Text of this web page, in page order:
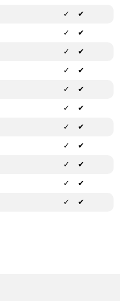
✔
✔
✔
✔
✔
✔
✔
✔
✔
✔
✔